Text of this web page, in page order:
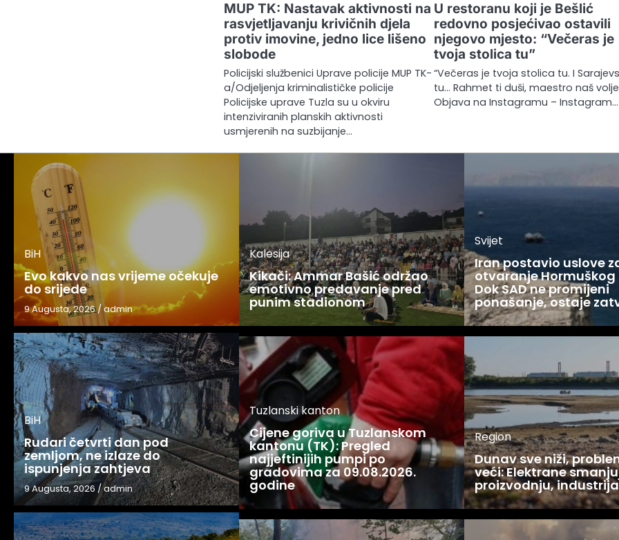
MUP TK: Nastavak aktivnosti na
rasvjetljavanju krivičnih djela
protiv imovine, jedno lice lišeno
slobode
Policijski službenici Uprave policije MUP TK-
a/Odjeljenja kriminalističke policije
Policijske uprave Tuzla su u okviru
intenziviranih planskih aktivnosti
usmjerenih na suzbijanje…
U restoranu koji je Bešlić
redovno posjećivao ostavili
njegovo mjesto: “Večeras je
tvoja stolica tu”
“Večeras je tvoja stolica tu. I
tu… Rahmet ti duši, maestro naš
Objava na Instagramu – Instagram…
BiH
Evo kakvo nas vrijeme očekuje
do srijede
9 Augusta, 2026/admin
BiH
Rudari četvrti dan pod
zemljom, ne izlaze do
ispunjenja zahtjeva
9 Augusta, 2026 /admin
Kalesija
Kikači: Ammar Bašić održao
emotivno predavanje pred
punim stadionom
Tuzlanski kanton
Cijene goriva u Tuzlanskom
kantonu (TK): Pregled
najjeftinijih pumpi po
gradovima za 09.08.2026.
godine
Svijet
Iran postavio uslove
otvaranje Hormuškog
Dok SAD ne promijeni
ponašanje, ostaje
Region
Dunav sve niži,
veći: Elektrane
proizvodnju,